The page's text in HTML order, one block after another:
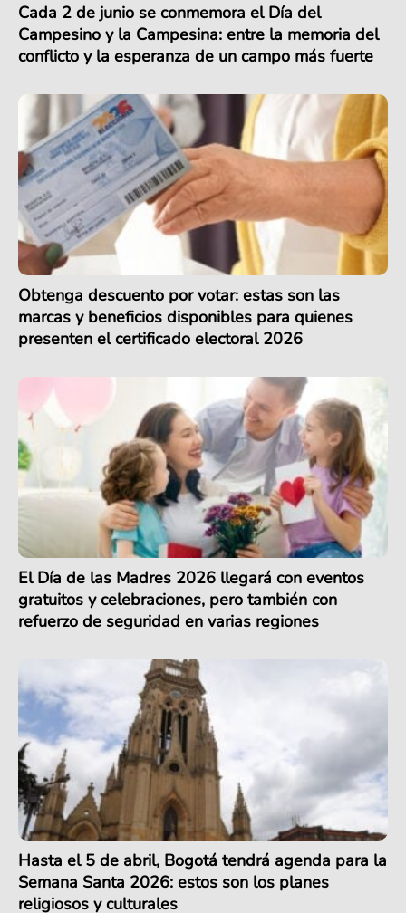
Cada 2 de junio se conmemora el Día del
Campesino y la Campesina: entre la memoria del
conflicto y la esperanza de un campo más fuerte
Obtenga descuento por votar: estas son las
marcas y beneficios disponibles para quienes
presenten el certificado electoral 2026
El Día de las Madres 2026 llegará con eventos
gratuitos y celebraciones, pero también con
refuerzo de seguridad en varias regiones
Hasta el 5 de abril, Bogotá tendrá agenda para la
Semana Santa 2026: estos son los planes
religiosos y culturales